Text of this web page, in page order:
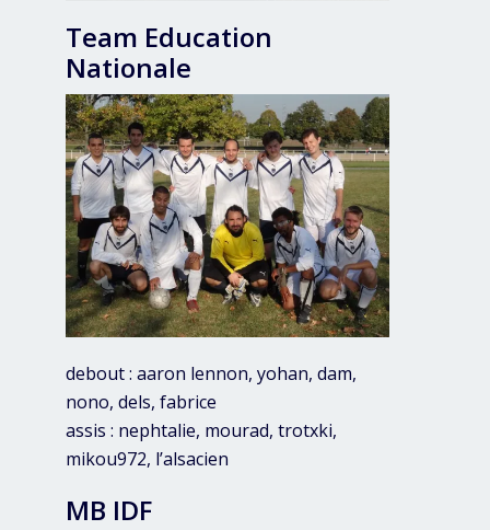
Team Education
Nationale
debout : aaron lennon, yohan, dam,
nono, dels, fabrice
assis : nephtalie, mourad, trotxki,
mikou972, l’alsacien
MB IDF